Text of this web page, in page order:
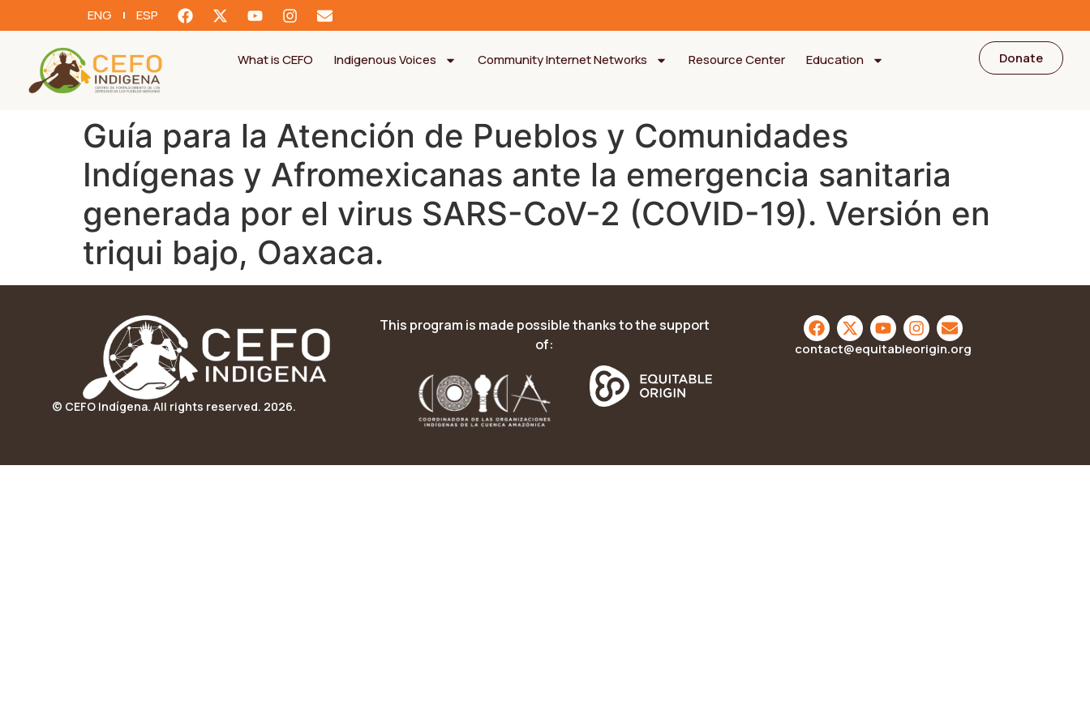
ENG ESP
What is CEFO Indigenous Voices Community Internet Networks Resource Center Education Donate
Guía para la Atención de Pueblos y Comunidades
Indígenas y Afromexicanas ante la emergencia sanitaria
generada por el virus SARS-CoV-2 (COVID-19). Versión en
triqui bajo, Oaxaca.
© CEFO Indígena. All rights reserved. 2026.
This program is made possible thanks to the support
of:
contact@equitableorigin.org